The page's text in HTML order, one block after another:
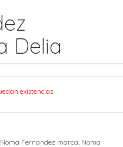
Delia
existencias.
Noma Fernandez marca Noma